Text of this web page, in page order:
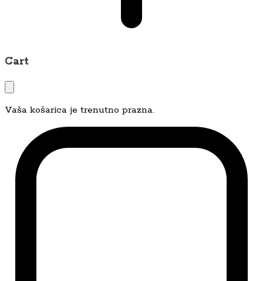
Cart
Vaša košarica je trenutno prazna.